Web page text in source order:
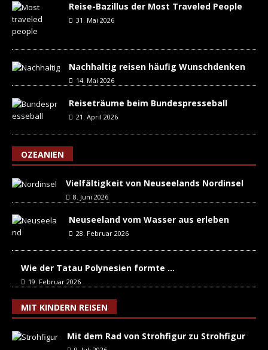
Reise-Bazillus der Most Traveled People
31. Mai 2026
Nachhaltig reisen häufig Wunschdenken
14. Mai 2026
Reiseträume beim Bundespresseball
21. April 2026
OZEANIEN
Vielfältigkeit von Neuseelands Nordinsel
8. Juni 2026
Neuseeland vom Wasser aus erleben
28. Februar 2026
Wie der Tatau Polynesien formte …
19. Februar 2026
MIT KINDERN REISEN
Mit dem Rad von Strohfigur zu Strohfigur